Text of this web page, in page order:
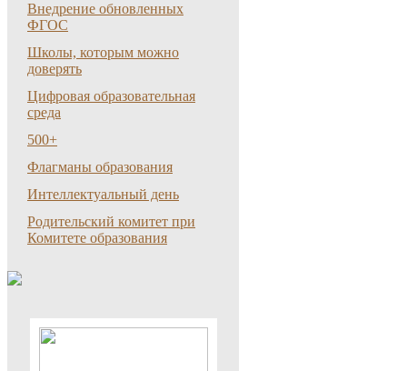
Внедрение обновленных
ФГОС
Школы, которым можно
доверять
Цифровая образовательная
среда
500+
Флагманы образования
Интеллектуальный день
Родительский комитет при
Комитете образования